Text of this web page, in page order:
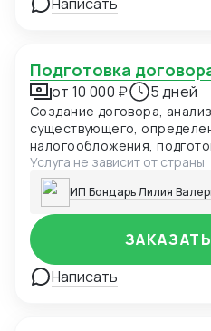
Подготовка
от 10 000 ₽ 5 дней
Создание договора,
существующего,
налогообложения,
аналитической
ключевых позиций
Услуга не зависит от страны
ИП Бондарь Лилия
Написать